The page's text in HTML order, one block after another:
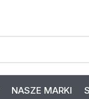
NASZE MARKI